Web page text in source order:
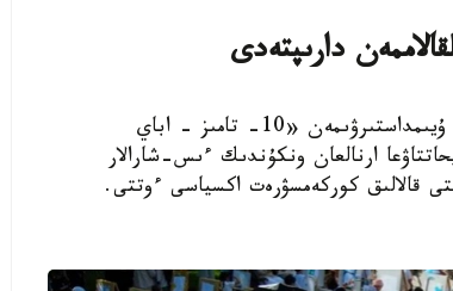
استانا. KAZINFORM - استانا قالاسى ءبىلىم باسقارماسىنىڭ ۇيىمداستىرۋىمەن «10- تامىز - اباي
ارنالعان ونكۇندىك ءىس-شارالار
قالالىق كوركەمسۋرەت اكسياسى ءوتتى.